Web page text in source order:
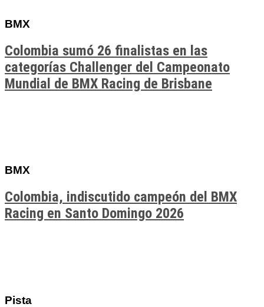
BMX
Colombia sumó 26 finalistas en las
categorías Challenger del Campeonato
Mundial de BMX Racing de Brisbane
BMX
Colombia, indiscutido campeón del BMX
Racing en Santo Domingo 2026
Pista